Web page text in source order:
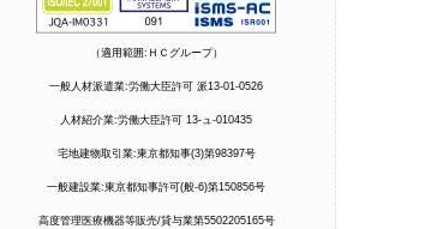
（適用範囲:ＨＣグループ）
一般人材派遣業:労働大臣許可 派13-01-0526
人材紹介業:労働大臣許可 13-ュ-010435
宅地建物取引業:東京都知事(3)第98397号
一般建設業:東京都知事許可(般-6)第150856号
高度管理医療機器等販売/貸与業第5502205165号